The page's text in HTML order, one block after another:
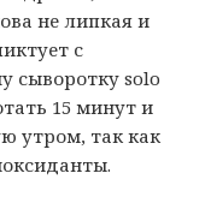
не липкая и
с
сыворотку solo
15 минут и
утром, так как